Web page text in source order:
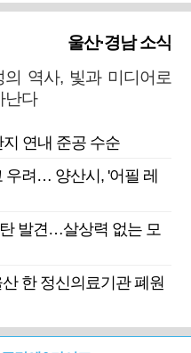
울산·경남 소식
의 역사, 빛과 미디어로
난다
연내 준공 수순
우려… 양산시, '어필 레
발견…살상력 없는 모
한 정신의료기관 폐원